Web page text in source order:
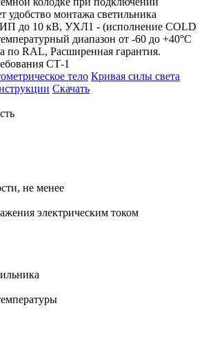
удобство монтажа светильника
до 10 кВ, УХЛ1 - (исполнение COLD
диапазон от -60 до +40°С
по RAL, Расширенная гарантия.
СТ-1
тело Кривая силы света
Скачать
не менее
электрическим током